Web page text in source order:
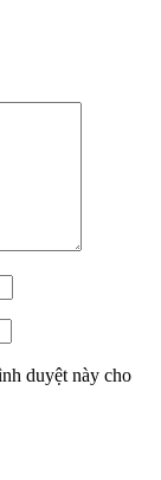
duyệt này cho